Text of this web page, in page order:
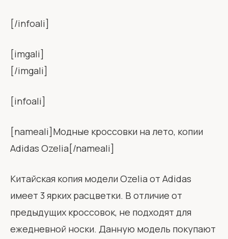
[/infoali]
[imgali]
[/imgali]
[infoali]
[nameali]Модные кроссовки на лето, копии
Adidas Ozelia[/nameali]
Китайская копия модели Ozelia от Adidas
имеет 3 ярких расцветки. В отличие от
предыдущих кроссовок, не подходят для
ежедневной носки. Данную модель покупают